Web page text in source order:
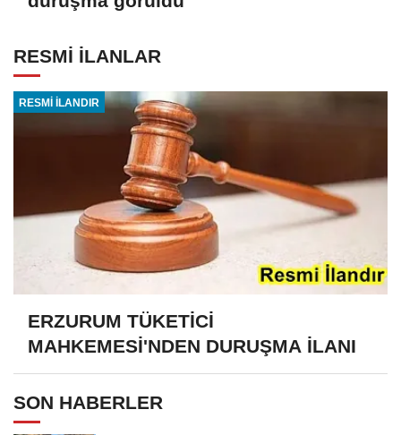
RESMİ İLANLAR
RESMİ İLANDIR
ERZURUM TÜKETİCİ
MAHKEMESİ'NDEN DURUŞMA İLANI
SON HABERLER